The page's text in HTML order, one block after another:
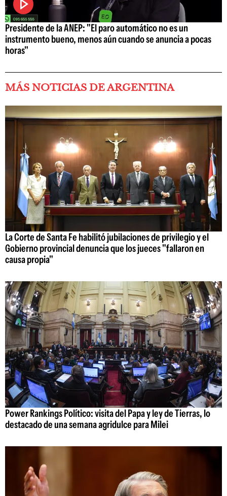
Presidente de la ANEP: "El paro automático no es un
instrumento bueno, menos aún cuando se anuncia a pocas
horas"
MÁS NOTICIAS DE ARGENTINA
La Corte de Santa Fe habilitó jubilaciones de privilegio y el
Gobierno provincial denuncia que los jueces "fallaron en
causa propia"
Power Rankings Político: visita del Papa y ley de Tierras, lo
destacado de una semana agridulce para Milei